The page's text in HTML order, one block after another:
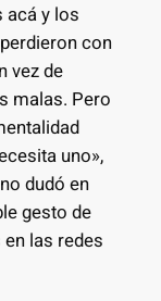
acá y los
con
vez de
malas. Pero
uno»,
dudó en
gesto de
las redes